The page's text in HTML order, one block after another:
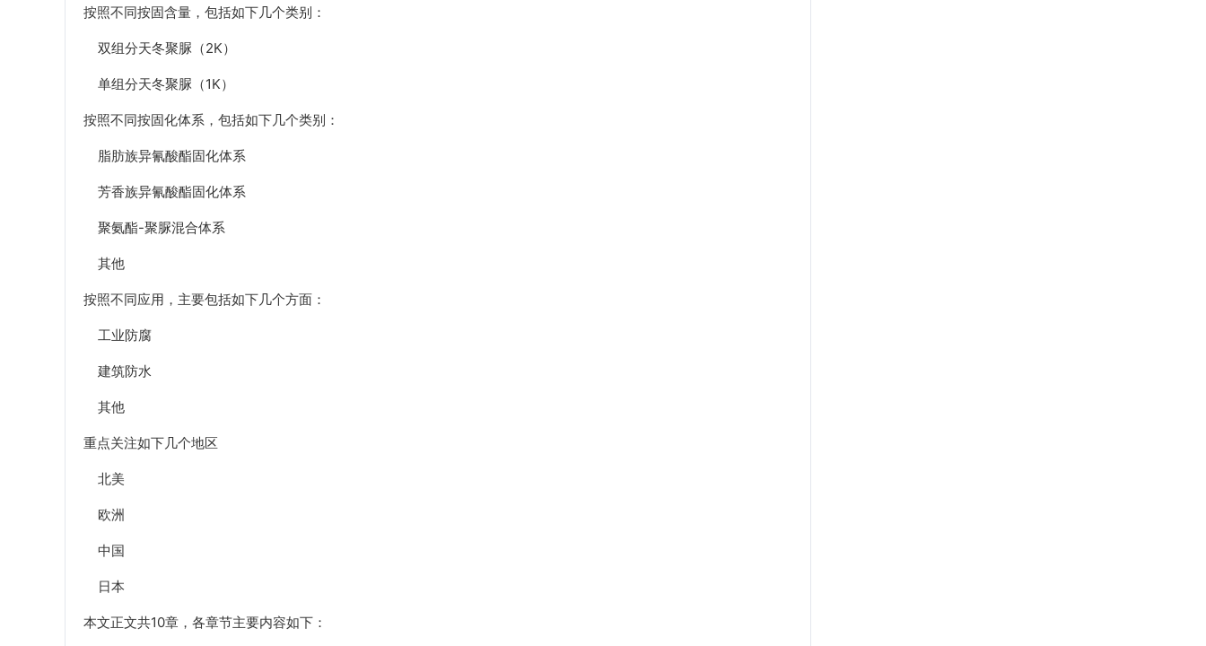
按照不同按固含量，包括如下几个类别：
双组分天冬聚脲（2K）
单组分天冬聚脲（1K）
按照不同按固化体系，包括如下几个类别：
脂肪族异氰酸酯固化体系
芳香族异氰酸酯固化体系
聚氨酯-聚脲混合体系
其他
按照不同应用，主要包括如下几个方面：
工业防腐
建筑防水
其他
重点关注如下几个地区
北美
欧洲
中国
日本
本文正文共10章，各章节主要内容如下：